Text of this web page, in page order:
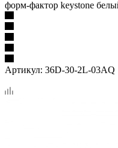
форм-фактор keystone
Артикул: 36D-30-2L-03AQ